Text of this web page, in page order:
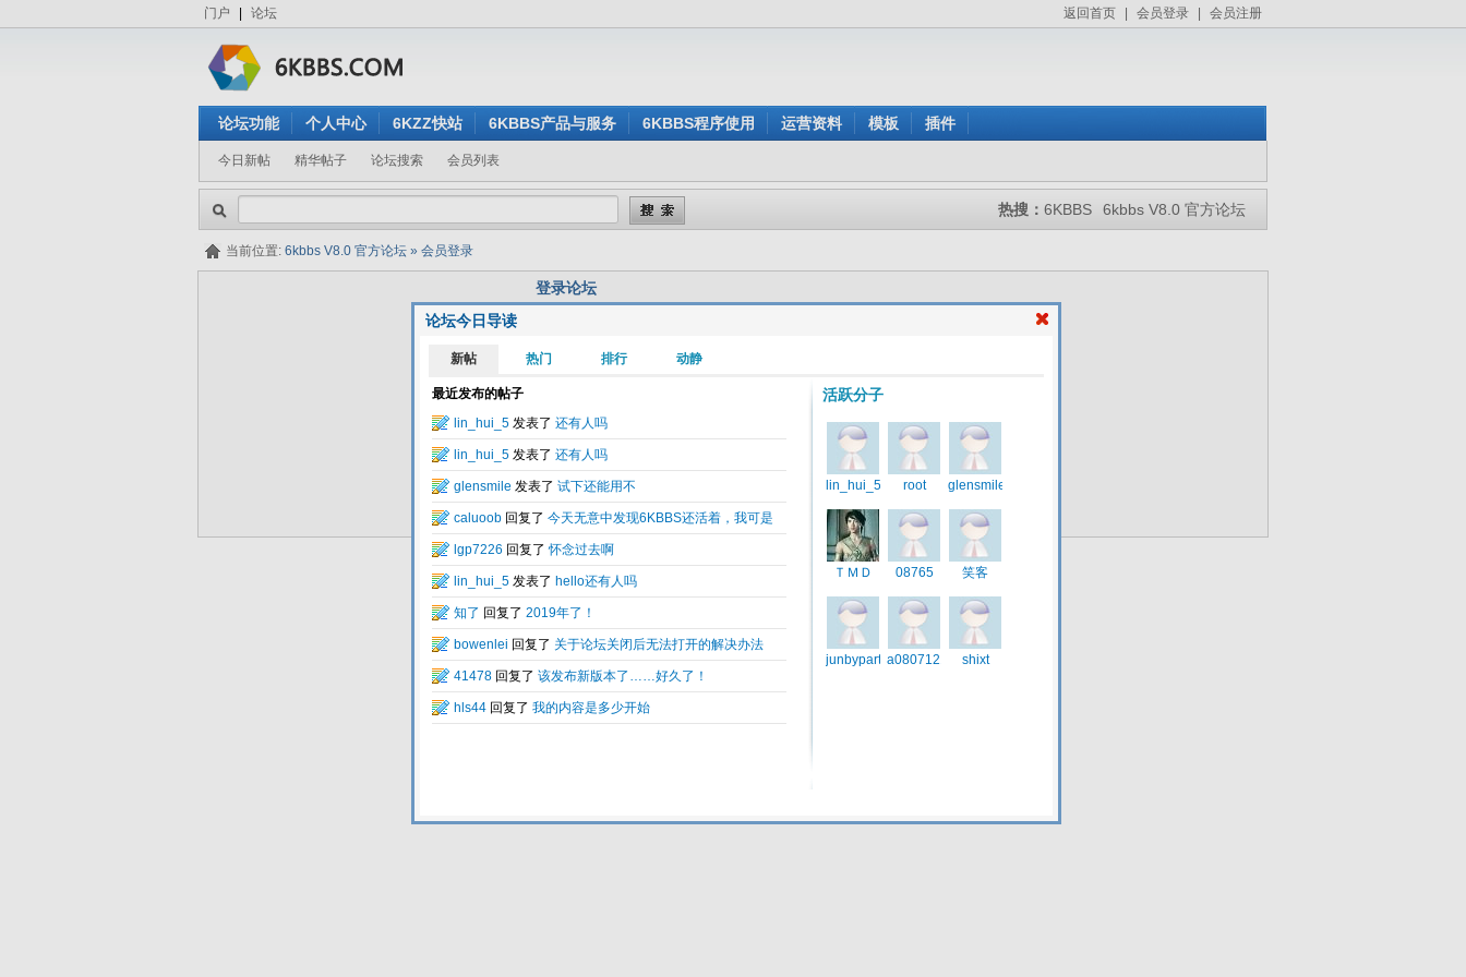
门户 论坛 返回首页 会员登录 会员注册
论坛功能 个人中心 6KZZ快站 6KBBS产品与服务 6KBBS程序使用 运营资料 模板 插件
今日新帖 精华帖子 论坛搜索 会员列表
热搜： 6KBBS 6kbbs V8.0 官方论坛
论坛今日导读
当前位置: 6kbbs V8.0 官方论坛 » 会员登录
登录论坛
用户名:
验证码: 看不清楚？点击刷新验证码
隐身登录: 是 否
记住我的登录状态
Total 0.04672(s) query 3, Time now is:2026-08-08 06:07
Powered by